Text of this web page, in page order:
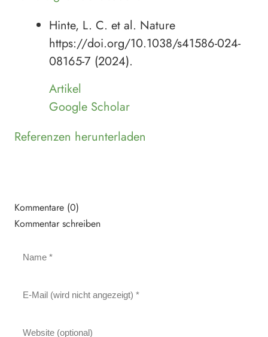
Hinte, L. C. et al. Nature
https://doi.org/10.1038/s41586-024-
08165-7 (2024).
Artikel
Google Scholar
Referenzen herunterladen
Kommentare (0)
Kommentar schreiben